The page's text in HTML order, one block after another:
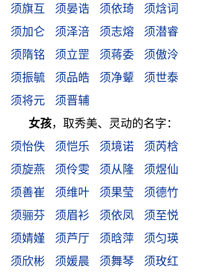
须旗互
须晏诰 须依琦
须焓词
须加仑
须泽涪 须志熔
须潜睿
须隋铭
须立罡 须蒋委
须傲泠
须振毓
须品皓 须净颦
须世泰
须将元
须晋辅
女孩，取秀美、灵动的名字：
须怡佚
须恺乐 须境诺
须芮梒
须旋燕
须伶雯 须从隆
须煜仙
须善崔
须维叶 须果莹
须德竹
须骊芬
须眉衫 须依凤
须至悦
须婧嫤
须芦厅 须晗萍
须匀瑛
须欣彬
须媛晨 须舞琴
须玫红